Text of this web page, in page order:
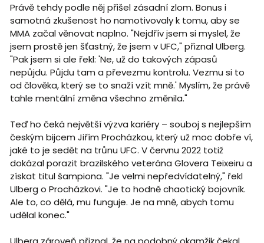
Právě tehdy podle něj přišel zásadní zlom. Bonus i
samotná zkušenost ho namotivovaly k tomu, aby se
MMA začal věnovat naplno. "Nejdřív jsem si myslel, že
jsem prostě jen šťastný, že jsem v UFC," přiznal Ulberg.
"Pak jsem si ale řekl: 'Ne, už do takových zápasů
nepůjdu. Půjdu tam a převezmu kontrolu. Vezmu si to
od člověka, který se to snaží vzít mně.' Myslím, že právě
tahle mentální změna všechno změnila."
Teď ho čeká největší výzva kariéry – souboj s nejlepším
českým bijcem Jiřím Procházkou, který už moc dobře ví,
jaké to je sedět na trůnu UFC. V červnu 2022 totiž
dokázal porazit brazilského veterána Glovera Teixeiru a
získat titul šampiona. "Je velmi nepředvídatelný," řekl
Ulberg o Procházkovi. "Je to hodně chaotický bojovník.
Ale to, co dělá, mu funguje. Je na mně, abych tomu
udělal konec."